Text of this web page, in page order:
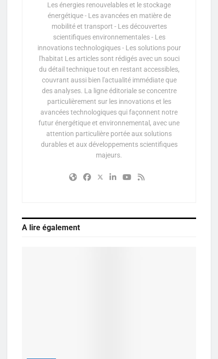
Les énergies renouvelables et le stockage
énergétique - Les avancées en matière de
mobilité et transport - Les découvertes
scientifiques environnementales - Les
innovations technologiques - Les solutions pour
l'habitat Les articles sont rédigés avec un souci
du détail technique tout en restant accessibles,
couvrant aussi bien l'actualité immédiate que
des analyses. La ligne éditoriale se concentre
particulièrement sur les innovations et les
avancées technologiques qui façonnent notre
futur énergétique et environnemental, avec une
attention particulière portée aux solutions
durables et aux développements scientifiques
majeurs.
A lire également